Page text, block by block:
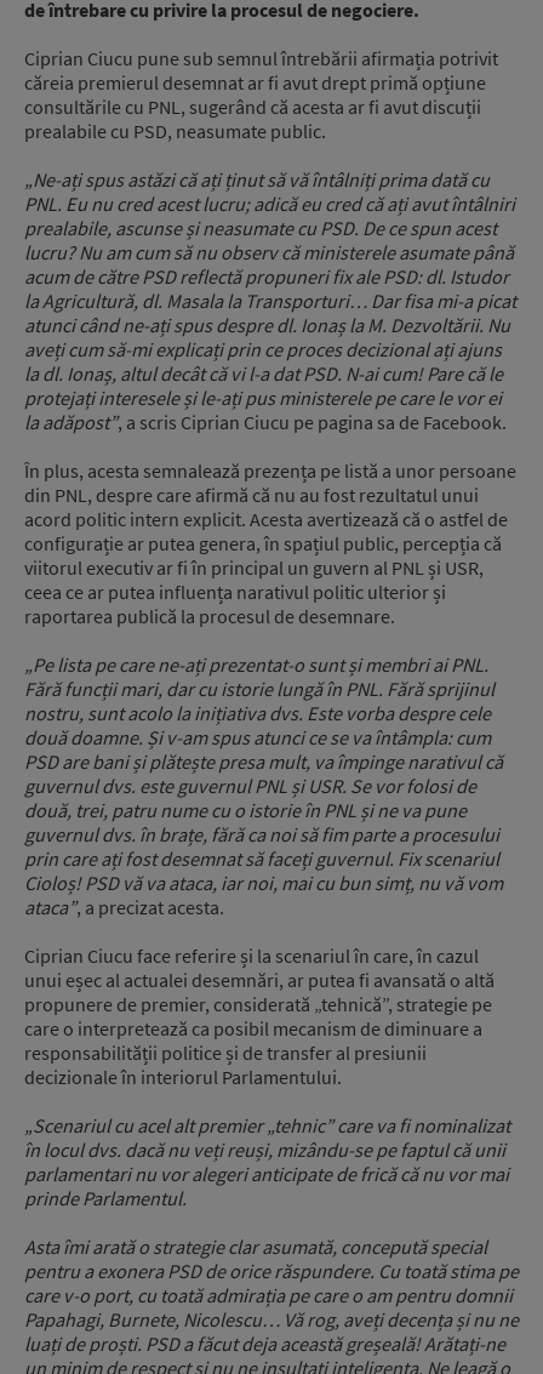
de întrebare cu privire la procesul de negociere.
Ciprian Ciucu pune sub semnul întrebării afirmația potrivit
căreia premierul desemnat ar fi avut drept primă opțiune
consultările cu PNL, sugerând că acesta ar fi avut discuții
prealabile cu PSD, neasumate public.
„Ne-ați spus astăzi că ați ținut să vă întâlniți prima dată cu
PNL. Eu nu cred acest lucru; adică eu cred că ați avut întâlniri
prealabile, ascunse și neasumate cu PSD. De ce spun acest
lucru? Nu am cum să nu observ că ministerele asumate până
acum de către PSD reflectă propuneri fix ale PSD: dl. Istudor
la Agricultură, dl. Masala la Transporturi… Dar fisa mi-a picat
atunci când ne-ați spus despre dl. Ionaș la M. Dezvoltării. Nu
aveți cum să-mi explicați prin ce proces decizional ați ajuns
la dl. Ionaș, altul decât că vi l-a dat PSD. N-ai cum! Pare că le
protejați interesele și le-ați pus ministerele pe care le vor ei
la adăpost”, a scris Ciprian Ciucu pe pagina sa de Facebook.
În plus, acesta semnalează prezența pe listă a unor persoane
din PNL, despre care afirmă că nu au fost rezultatul unui
acord politic intern explicit. Acesta avertizează că o astfel de
configurație ar putea genera, în spațiul public, percepția că
viitorul executiv ar fi în principal un guvern al PNL și USR,
ceea ce ar putea influența narativul politic ulterior și
raportarea publică la procesul de desemnare.
„Pe lista pe care ne-ați prezentat-o sunt și membri ai PNL.
Fără funcții mari, dar cu istorie lungă în PNL. Fără sprijinul
nostru, sunt acolo la inițiativa dvs. Este vorba despre cele
două doamne. Și v-am spus atunci ce se va întâmpla: cum
PSD are bani și plătește presa mult, va împinge narativul că
guvernul dvs. este guvernul PNL și USR. Se vor folosi de
două, trei, patru nume cu o istorie în PNL și ne va pune
guvernul dvs. în brațe, fără ca noi să fim parte a procesului
prin care ați fost desemnat să faceți guvernul. Fix scenariul
Cioloș! PSD vă va ataca, iar noi, mai cu bun simț, nu vă vom
ataca”, a precizat acesta.
Ciprian Ciucu face referire și la scenariul în care, în cazul
unui eșec al actualei desemnări, ar putea fi avansată o altă
propunere de premier, considerată „tehnică”, strategie pe
care o interpretează ca posibil mecanism de diminuare a
responsabilității politice și de transfer al presiunii
decizionale în interiorul Parlamentului.
„Scenariul cu acel alt premier „tehnic” care va fi nominalizat
în locul dvs. dacă nu veți reuși, mizându-se pe faptul că unii
parlamentari nu vor alegeri anticipate de frică că nu vor mai
prinde Parlamentul.
Asta îmi arată o strategie clar asumată, concepută special
pentru a exonera PSD de orice răspundere. Cu toată stima pe
care v-o port, cu toată admirația pe care o am pentru domnii
Papahagi, Burnete, Nicolescu… Vă rog, aveți decența și nu ne
luați de proști. PSD a făcut deja această greșeală! Arătați-ne
un minim de respect și nu ne insultați inteligența. Ne leagă o